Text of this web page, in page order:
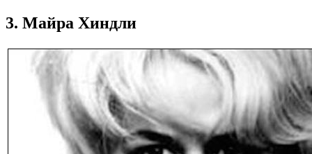
3. Майра Хиндли